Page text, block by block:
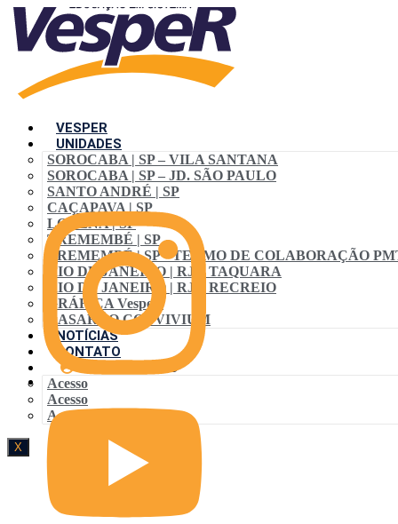
VESPER
UNIDADES
SOROCABA | SP – VILA SANTANA
SOROCABA | SP – JD. SÃO PAULO
SANTO ANDRÉ | SP
CAÇAPAVA | SP
LORENA | SP
TREMEMBÉ | SP
TREMEMBÉ | SP • TERMO DE COLABORAÇÃO
RIO DE JANEIRO | RJ – TAQUARA
RIO DE JANEIRO | RJ – RECREIO
GRÁFICA VespeR
CASARÃO CONVIVIUM
NOTÍCIAS
CONTATO
ACESSO ALUNO
Acesso
Acesso
Acesso
X